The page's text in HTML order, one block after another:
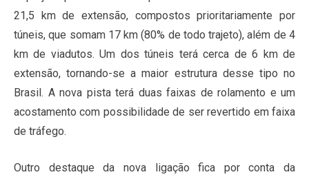
21,5 km de extensão, compostos prioritariamente por
túneis, que somam 17 km (80% de todo trajeto), além de 4
km de viadutos. Um dos túneis terá cerca de 6 km de
extensão, tornando-se a maior estrutura desse tipo no
Brasil. A nova pista terá duas faixas de rolamento e um
acostamento com possibilidade de ser revertido em faixa
de tráfego.
Outro destaque da nova ligação fica por conta da